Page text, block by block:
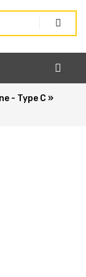
- Type C »